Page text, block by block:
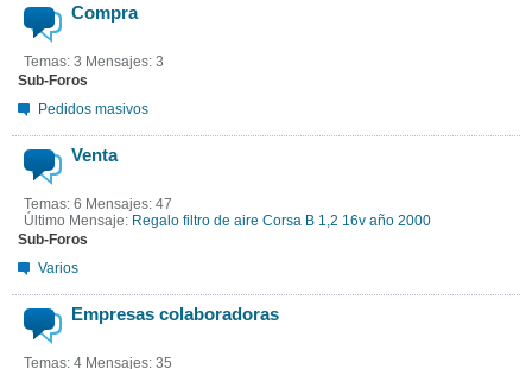
Compra
Temas: 3 Mensajes: 3
Sub-Foros
Pedidos masivos
Venta
Temas: 6 Mensajes: 47
Último Mensaje: Regalo filtro de aire Corsa B 1,2 16v año 2000
Sub-Foros
Varios
Empresas colaboradoras
Temas: 4 Mensajes: 35